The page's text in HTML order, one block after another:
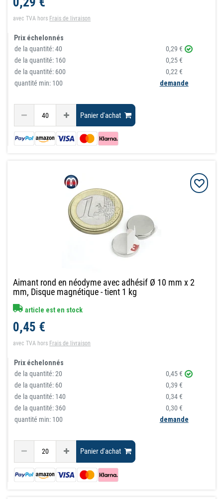
avec TVA hors Frais de livraison
Prix échelonnés
de la quantité:40
0,29 €
de la quantité: 160
0,25 €
de la quantité: 600
0,22 €
quantité min: 100
demande
Panier d'achat
Aimant rond en néodyme avec adhésif Ø 10 mm x 2
mm, Disque magnétique - tient 1 kg
article est en stock
0,45 €
avec TVA hors Frais de livraison
Prix échelonnés
de la quantité:20
0,45 €
de la quantité: 60
0,39 €
de la quantité: 140
0,34 €
de la quantité:360
0,30 €
quantité min: 100
demande
Panier d'achat